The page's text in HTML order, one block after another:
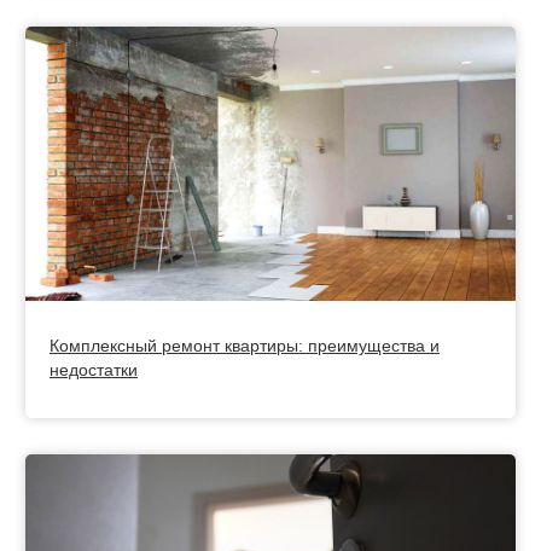
Комплексный ремонт квартиры: преимущества и
недостатки